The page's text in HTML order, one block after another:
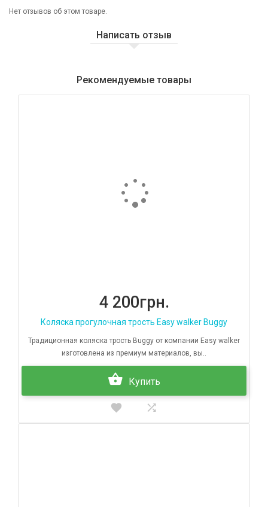
Нет отзывов об этом товаре.
Написать отзыв
Рекомендуемые товары
4 200грн.
Коляска прогулочная трость Easy walker Buggy
Традиционная коляска трость Buggy от компании Easy walker
изготовлена из премиум материалов, вы..
Купить